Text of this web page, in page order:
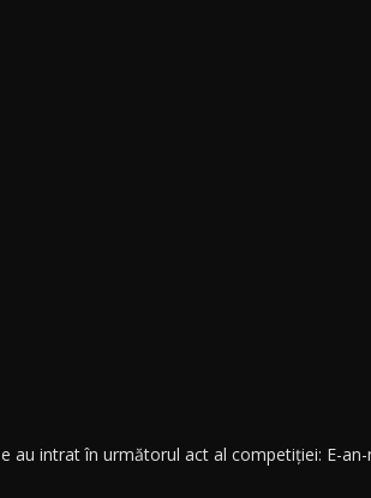
intrat în următorul act al competiției: E-